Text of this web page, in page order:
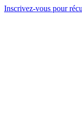
Inscrivez-vous pour